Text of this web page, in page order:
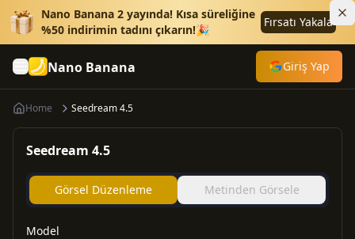
Nano Banana 2 yayında! Kısa süreliğine
%50 indirimin tadını çıkarın!🎉
Fırsatı Yakala
Nano Banana Giriş Yap
Home Seedream 4.5
Seedream 4.5
Görsel Düzenleme Metinden Görsele
Model